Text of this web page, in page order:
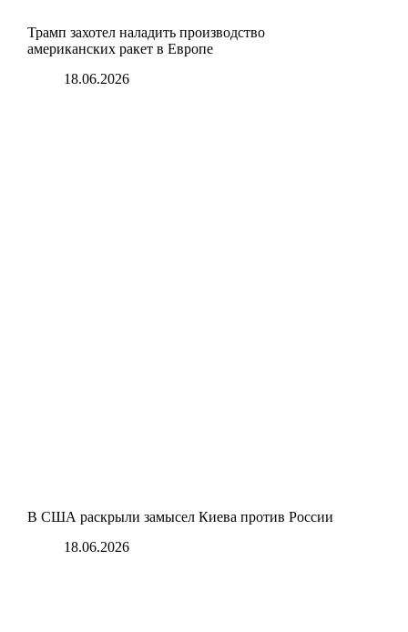
Трамп захотел наладить производство
американских ракет в Европе
18.06.2026
В США раскрыли замысел Киева против России
18.06.2026